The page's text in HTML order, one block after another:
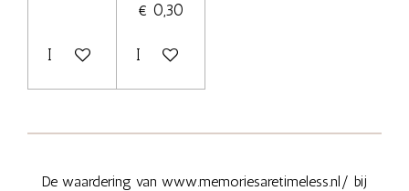
In winkelwagen
€ 0,30
In winkelwagen
De waardering van www.memoriesaretimeless.nl/ bij